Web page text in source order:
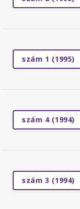
szám 1 (1995)
szám 4 (1994)
szám 3 (1994)